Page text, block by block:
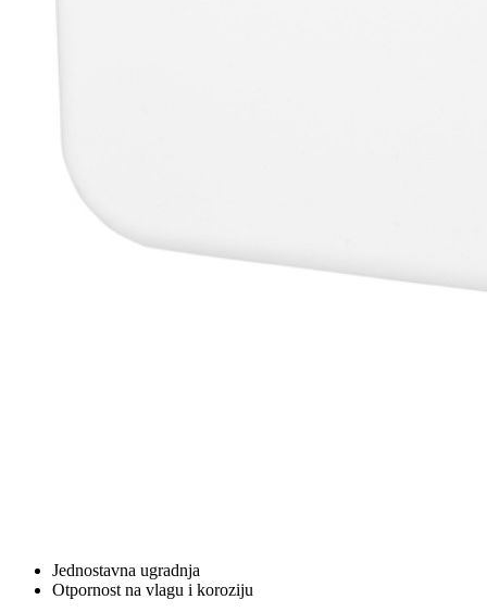
Jednostavna ugradnja
Otpornost na vlagu i koroziju